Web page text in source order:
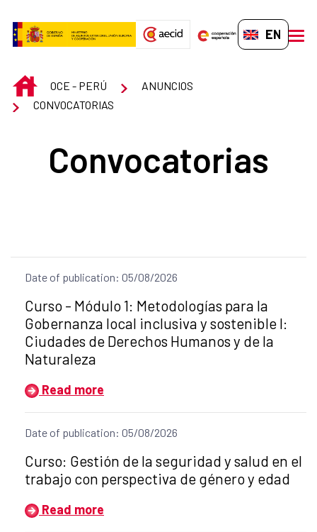
EN-GB
INICIOOCE - PERÚ
ANUNCIOS
CONVOCATORIAS
Convocatorias
Date of publication: 05/08/2026
Title of the announcement:
Curso - Módulo 1: Metodologías para la
Gobernanza local inclusiva y sostenible I:
Ciudades de Derechos Humanos y de la
Naturaleza
Read more
Date of publication: 05/08/2026
Title of the announcement:
Curso: Gestión de la seguridad y salud en el
trabajo con perspectiva de género y edad
Read more